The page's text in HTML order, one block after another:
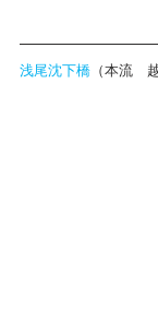
浅尾沈下橋 （本流　